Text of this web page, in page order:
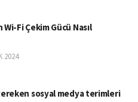
Fi Çekim Gücü Nasıl
2024
sosyal medya terimleri